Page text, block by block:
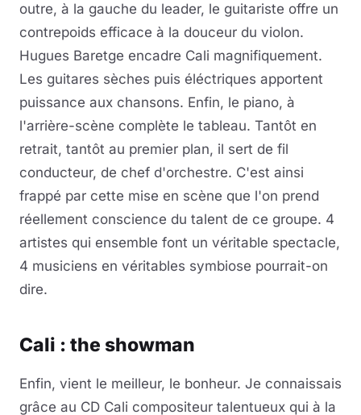
outre, à la gauche du leader, le guitariste offre un
contrepoids efficace à la douceur du violon.
Hugues Baretge encadre Cali magnifiquement.
Les guitares sèches puis éléctriques apportent
puissance aux chansons. Enfin, le piano, à
l'arrière-scène complète le tableau. Tantôt en
retrait, tantôt au premier plan, il sert de fil
conducteur, de chef d'orchestre. C'est ainsi
frappé par cette mise en scène que l'on prend
réellement conscience du talent de ce groupe. 4
artistes qui ensemble font un véritable spectacle,
4 musiciens en véritables symbiose pourrait-on
dire.
Cali : the showman
Enfin, vient le meilleur, le bonheur. Je connaissais
grâce au CD Cali compositeur talentueux qui à la